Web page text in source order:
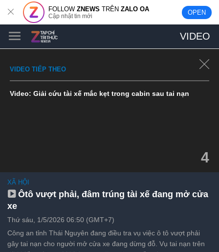
FOLLOWZNEWS TRÊNZALO OA
Cập nhật tin mới OPEN
VIDEO
XÃ HỘI
Ôtô vượt phải, đâm trúng tài xế đang mở cửa
xe
Thứ sáu, 1/5/2026 06:50 (GMT+7)
VIDEO TIẾP THEO
Video: Giải cứu tài xế mắc kẹt trong cabin sau tai nạn
2
Công an tỉnh Thái Nguyên đang điều tra vụ việc ô tô vượt phải
gây tai nạn cho người mở cửa xe đang dừng đỗ. Vụ tai nạn trên